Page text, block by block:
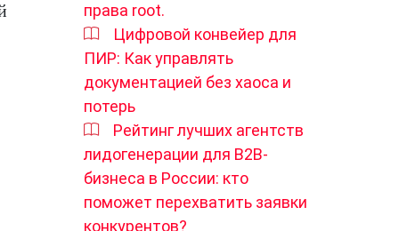
права root.
Цифровой конвейер для
ПИР: Как управлять
документацией без хаоса и
потерь
Рейтинг лучших агентств
лидогенерации для B2B-
бизнеса в России: кто
поможет перехватить заявки
конкурентов?